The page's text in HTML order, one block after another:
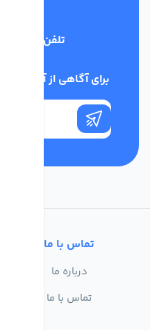
تلفن پشتیبانی
برای آگاهی از آخرین
تماس با ما
درباره ما
تماس با ما